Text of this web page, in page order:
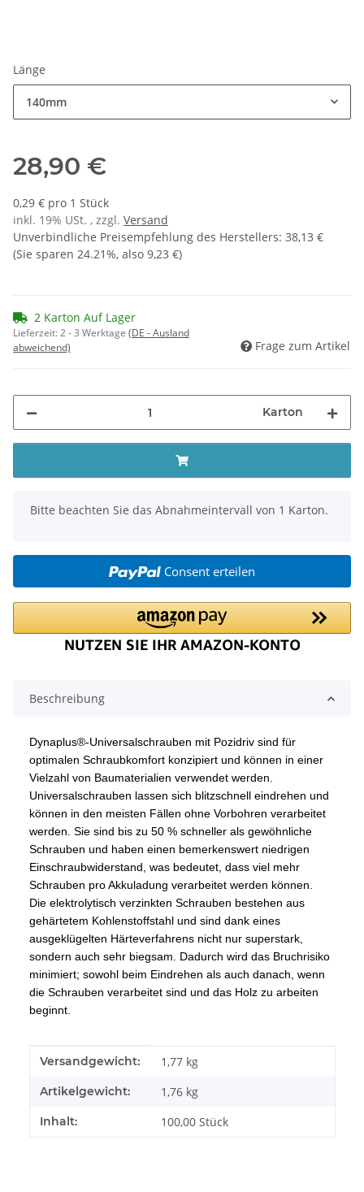
Länge
140mm
28,90 €
0,29 € pro 1 Stück
inkl. 19% USt. , zzgl. Versand
Unverbindliche Preisempfehlung des Herstellers: 38,13 €
(Sie sparen 24.21%, also 9,23 €)
2 Karton Auf Lager
Lieferzeit:2 - 3 Werktage (DE - Ausland
abweichend)
Frage zum Artikel
Karton
x
Bitte beachten Sie das Abnahmeintervall von 1 Karton.
Consent erteilen
Beschreibung
Dynaplus®-Universalschrauben mit Pozidriv sind für
optimalen Schraubkomfort konzipiert und können in einer
Vielzahl von Baumaterialien verwendet werden.
Universalschrauben lassen sich blitzschnell eindrehen und
können in den meisten Fällen ohne Vorbohren verarbeitet
werden. Sie sind bis zu 50 % schneller als gewöhnliche
Schrauben und haben einen bemerkenswert niedrigen
Einschraubwiderstand, was bedeutet, dass viel mehr
Schrauben pro Akkuladung verarbeitet werden können.
Die elektrolytisch verzinkten Schrauben bestehen aus
gehärtetem Kohlenstoffstahl und sind dank eines
ausgeklügelten Härteverfahrens nicht nur superstark,
sondern auch sehr biegsam. Dadurch wird das Bruchrisiko
minimiert; sowohl beim Eindrehen als auch danach, wenn
die Schrauben verarbeitet sind und das Holz zu arbeiten
beginnt.
Produkteigenschaft
Wert
Versandgewicht: 1,77 kg
Artikelgewicht: 1,76 kg
Inhalt: 100,00 Stück